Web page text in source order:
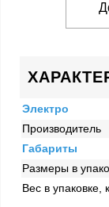
Электро
Производитель
Габариты
Размеры в
Вес в упаковке,